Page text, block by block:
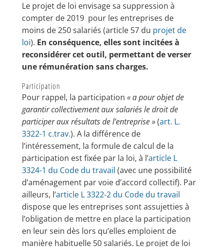
Le projet de loi envisage sa suppression à
compter de 2019 pour les entreprises de
moins de 250 salariés (article 57 du projet de
loi). En conséquence, elles sont incitées à
reconsidérer cet outil, permettant de verser
une rémunération sans charges.
Participation
Pour rappel, la participation « a pour objet de
garantir collectivement aux salariés le droit de
participer aux résultats de l’entreprise »(art. L.
3322-1 c.trav.). A la différence de
l’intéressement, la formule de calcul de la
participation est fixée par la loi, à l’article L
3324-1 du Code du travail (avec une possibilité
d’aménagement par voie d’accord collectif). Par
ailleurs, l’article L 3322-2 du Code du travail
dispose que les entreprises sont assujetties à
l’obligation de mettre en place la participation
en leur sein dès lors qu’elles emploient de
manière habituelle 50 salariés. Le projet de loi